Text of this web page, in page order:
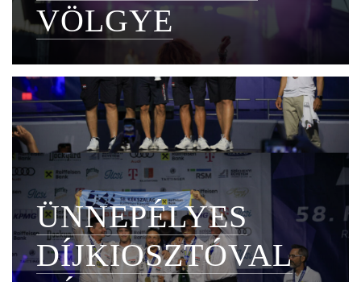
VÖLGYE
ÜNNEPÉLYES
DÍJKIOSZTÓVAL